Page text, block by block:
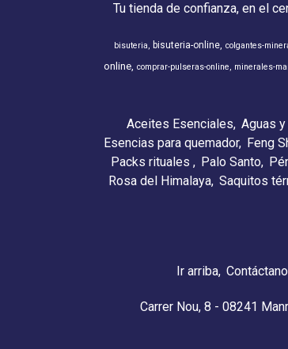
Tu tienda de confianza, en el
bisuteria bisuteria-online colgantes-
online comprar-pulseras-online minerales-
Aceites Esenciales Aguas
Esencias para quemador Feng
Packs rituales Palo Santo
Rosa del Himalaya Saquitos
Ir arriba
Carrer Nou, 8 - 08241